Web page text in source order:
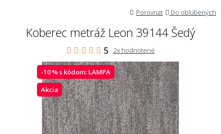
Porovnat Do obľúbených
Koberec metráž Leon 39144 Šedý
5 2x hodnotené
-10 % s kódom: LAMPA
Akcia